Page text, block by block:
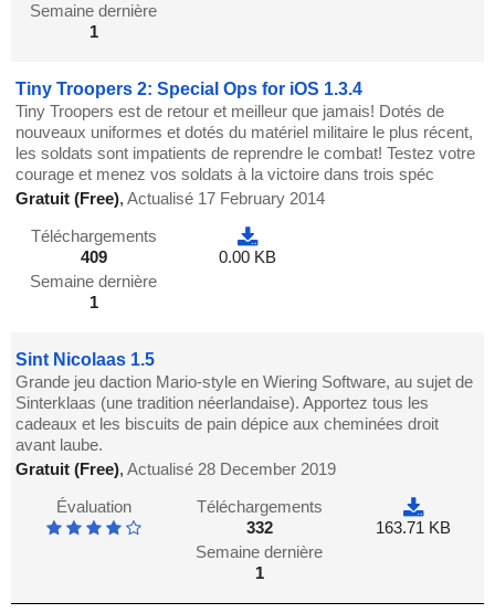
Semaine dernière
1
Tiny Troopers 2: Special Ops for iOS 1.3.4
Tiny Troopers est de retour et meilleur que jamais! Dotés de
nouveaux uniformes et dotés du matériel militaire le plus récent,
les soldats sont impatients de reprendre le combat! Testez votre
courage et menez vos soldats à la victoire dans trois spéc
Gratuit (Free),Actualisé 17 February 2014
Téléchargements
409
Semaine dernière
1
0.00 KB
Sint Nicolaas 1.5
Grande jeu daction Mario-style en Wiering Software, au sujet de
Sinterklaas (une tradition néerlandaise). Apportez tous les
cadeaux et les biscuits de pain dépice aux cheminées droit
avant laube.
Gratuit (Free),Actualisé 28 December 2019
Évaluation
Téléchargements
332
Semaine dernière
1
163.71 KB